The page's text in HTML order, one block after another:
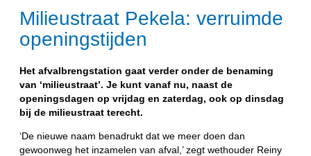
Milieustraat Pekela: verruimde
openingstijden
Het afvalbrengstation gaat verder onder de benaming
van ‘milieustraat’. Je kunt vanaf nu, naast de
openingsdagen op vrijdag en zaterdag, ook op dinsdag
bij de milieustraat terecht.
‘De nieuwe naam benadrukt dat we meer doen dan
gewoonweg het inzamelen van afval,’ zegt wethouder Reiny